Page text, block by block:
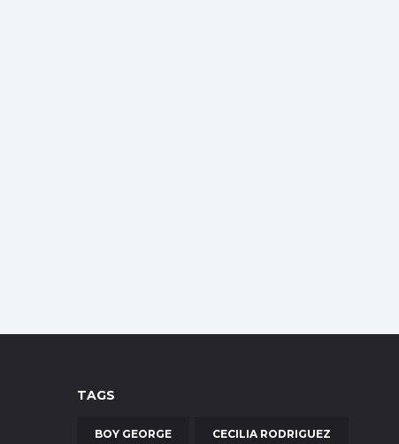
TAGS
BOY GEORGE CECILIA RODRIGUEZ